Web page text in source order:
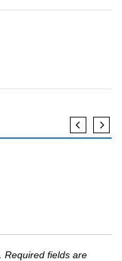
Required fields are